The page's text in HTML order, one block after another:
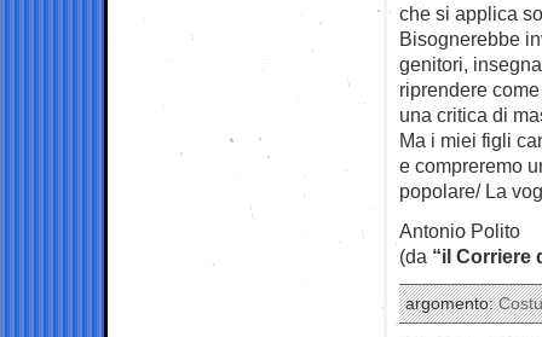
che si applica
Bisognerebbe
genitori,
riprendere
una critica di
Ma i miei figli
e compreremo
popolare/ La
Antonio Polito
(da “il Corriere
argomento: